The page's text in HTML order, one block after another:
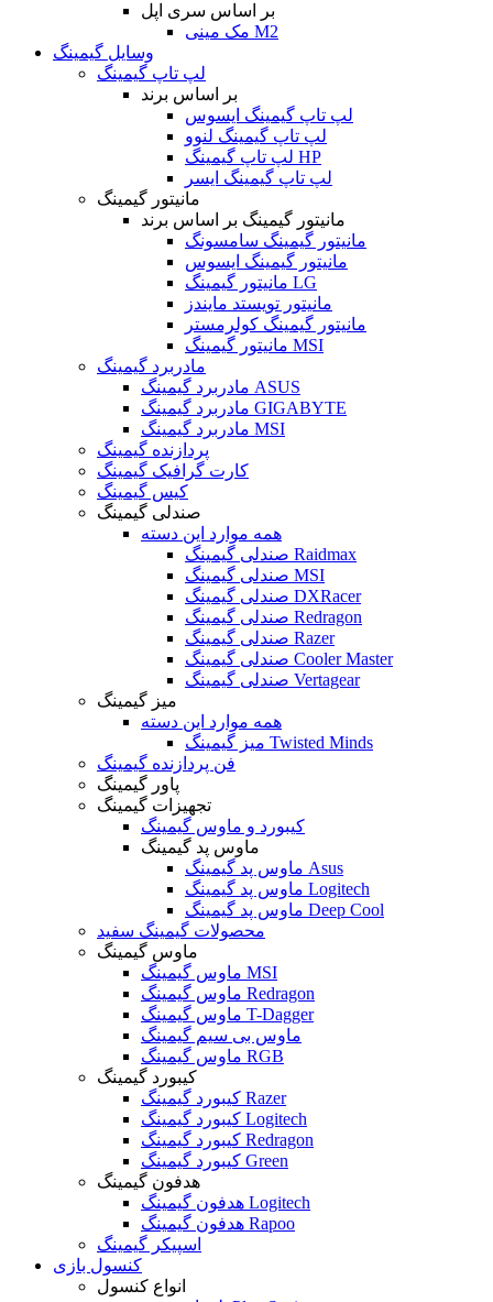
بر اساس سری اپل
مک مینی M2
وسایل گیمینگ
لپ تاپ گیمینگ
بر اساس برند
لپ تاپ گیمینگ ایسوس
لپ تاپ گیمینگ لنوو
لپ تاپ گیمینگ HP
لپ تاپ گیمینگ ایسر
مانیتور گیمینگ
مانیتور گیمینگ بر اساس برند
مانیتور گیمینگ سامسونگ
مانیتور گیمینگ ایسوس
مانیتور گیمینگ LG
مانیتور تویستد مایندز
مانیتور گیمینگ کولرمستر
مانیتور گیمینگ MSI
مادربرد گیمینگ
مادربرد گیمینگ ASUS
مادربرد گیمینگ GIGABYTE
مادربرد گیمینگ MSI
پردازنده گیمینگ
کارت گرافیک گیمینگ
کیس گیمینگ
صندلی گیمینگ
همه موارد این دسته
صندلی گیمینگ Raidmax
صندلی گیمینگ MSI
صندلی گیمینگ DXRacer
صندلی گیمینگ Redragon
صندلی گیمینگ Razer
صندلی گیمینگ Cooler Master
صندلی گیمینگ Vertagear
میز گیمینگ
همه موارد این دسته
میز گیمینگ Twisted Minds
فن پردازنده گیمینگ
پاور گیمینگ
تجهیزات گیمینگ
کیبورد و ماوس گیمینگ
ماوس پد گیمینگ
ماوس پد گیمینگ Asus
ماوس پد گیمینگ Logitech
ماوس پد گیمینگ Deep Cool
محصولات گیمینگ سفید
ماوس گیمینگ
ماوس گیمینگ MSI
ماوس گیمینگ Redragon
ماوس گیمینگ T-Dagger
ماوس بی سیم گیمینگ
ماوس گیمینگ RGB
کیبورد گیمینگ
کیبورد گیمینگ Razer
کیبورد گیمینگ Logitech
کیبورد گیمینگ Redragon
کیبورد گیمینگ Green
هدفون گیمینگ
هدفون گیمینگ Logitech
هدفون گیمینگ Rapoo
اسپیکر گیمینگ
کنسول بازی
انواع کنسول